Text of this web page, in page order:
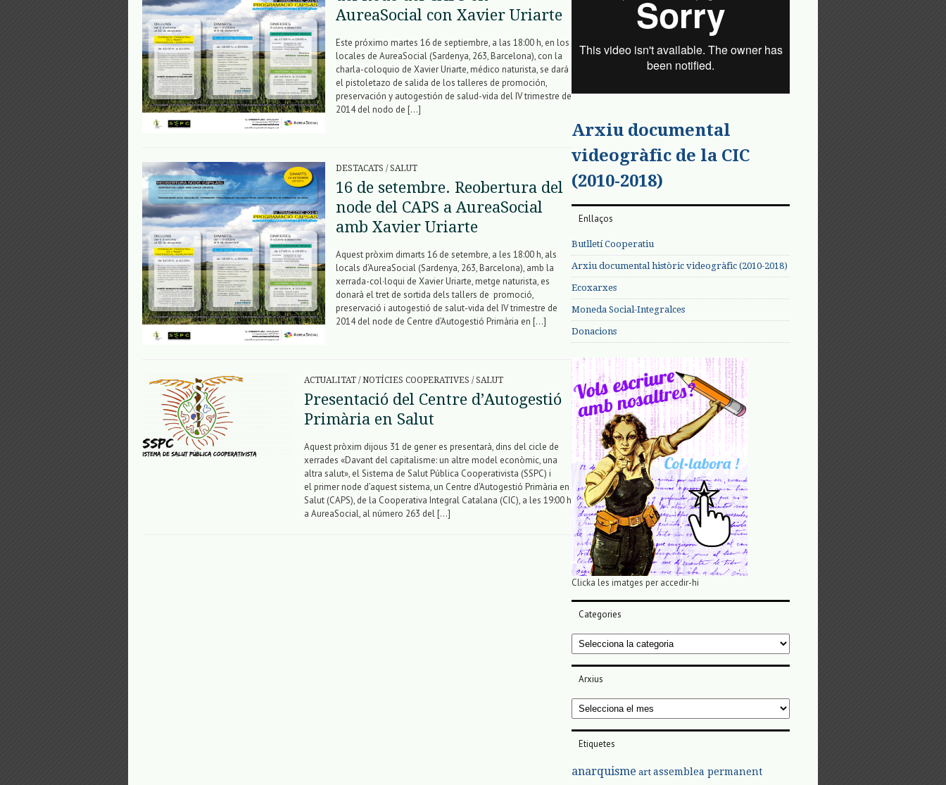
AureaSocial con Xavier Uriarte
Este próximo martes 16 de septiembre, a las 18:00 h, en los
locales de AureaSocial (Sardenya, 263, Barcelona), con la
charla-coloquio de Xavier Uriarte, médico naturista, se dará
el pistoletazo de salida de los talleres de promoción,
preservación y autogestión de salud-vida del IV trimestre de
2014 del nodo de […]
DESTACATS / SALUT
16 de setembre. Reobertura del
node del CAPS a AureaSocial
amb Xavier Uriarte
Aquest pròxim dimarts 16 de setembre, a les 18:00 h, als
locals d’AureaSocial (Sardenya, 263, Barcelona), amb la
xerrada-col·loqui de Xavier Uriarte, metge naturista, es
donarà el tret de sortida dels tallers de promoció,
preservació i autogestió de salut-vida del IV trimestre de
2014 del node de Centre d’Autogestió Primària en […]
ACTUALITAT / NOTÍCIES COOPERATIVES / SALUT
Presentació del Centre d’Autogestió
Primària en Salut
Aquest pròxim dijous 31 de gener es presentarà, dins del cicle de
xerrades «Davant del capitalisme: un altre model econòmic, una
altra salut», el Sistema de Salut Pública Cooperativista (SSPC) i
el primer node d’aquest sistema, un Centre d’Autogestió Primària en
Salut (CAPS), de la Cooperativa Integral Catalana (CIC), a les 19:00 h
a AureaSocial, al número 263 del […]
vídeo
Arxiu documental
videogràfic de la CIC
(2010-2018)
Enllaços
Butlletí Cooperatiu
Arxiu documental històric videogràfic (2010-2018)
Ecoxarxes
Moneda Social-Integralces
Donacions
Clicka les imatges per accedir-hi
Categories
Categories
Arxius
Arxius
Etiquetes
anarquisme art assemblea permanent